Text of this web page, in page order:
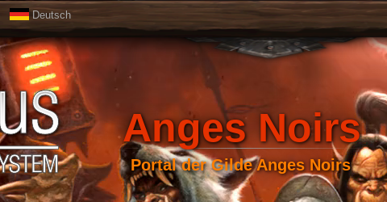
Deutsch
Anges Noirs
Portal der Gilde Anges Noirs